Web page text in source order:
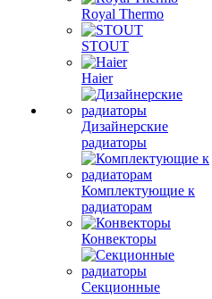
Royal Thermo
STOUT
Haier
Дизайнерские
радиаторы
Комплектующие к
радиаторам
Конвекторы
Секционные